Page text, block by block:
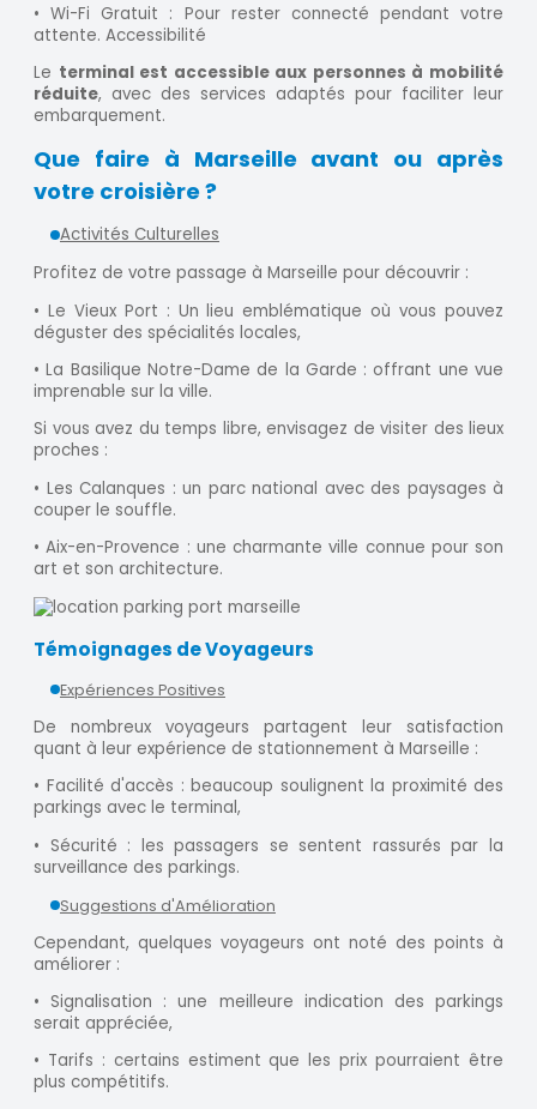
• Wi-Fi Gratuit : Pour rester connecté pendant votre
attente. Accessibilité
Le terminal est accessible aux personnes à mobilité
réduite, avec des services adaptés pour faciliter leur
embarquement.
Que faire à Marseille avant ou après
votre croisière ?
Activités Culturelles
Profitez de votre passage à Marseille pour découvrir :
• Le Vieux Port : Un lieu emblématique où vous pouvez
déguster des spécialités locales,
• La Basilique Notre-Dame de la Garde : offrant une vue
imprenable sur la ville.
Si vous avez du temps libre, envisagez de visiter des lieux
proches :
• Les Calanques : un parc national avec des paysages à
couper le souffle.
• Aix-en-Provence : une charmante ville connue pour son
art et son architecture.
Témoignages de Voyageurs
Expériences Positives
De nombreux voyageurs partagent leur satisfaction
quant à leur expérience de stationnement à Marseille :
• Facilité d'accès : beaucoup soulignent la proximité des
parkings avec le terminal,
• Sécurité : les passagers se sentent rassurés par la
surveillance des parkings.
Suggestions d'Amélioration
Cependant, quelques voyageurs ont noté des points à
améliorer :
• Signalisation : une meilleure indication des parkings
serait appréciée,
• Tarifs : certains estiment que les prix pourraient être
plus compétitifs.